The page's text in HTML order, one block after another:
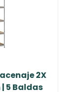
2X
5 Baldas